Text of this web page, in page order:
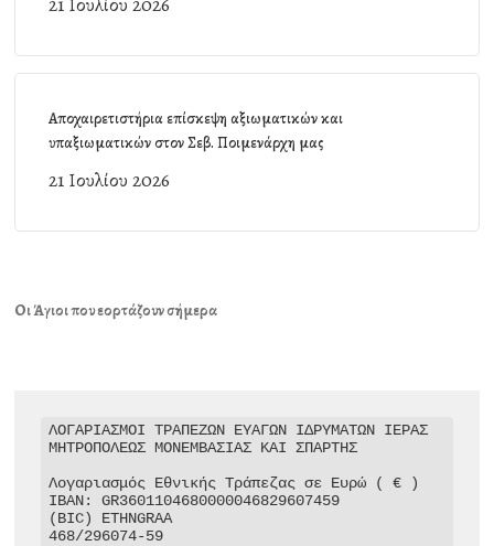
Αποχαιρετιστήρια επίσκεψη αξιωματικών και
υπαξιωματικών στον Σεβ. Ποιμενάρχη μας
21 Ιουλίου 2026
Οι Άγιοι που εορτάζουν σήμερα
ΛΟΓΑΡΙΑΣΜΟΙ ΤΡΑΠΕΖΩΝ ΕΥΑΓΩΝ ΙΔΡΥΜΑΤΩΝ ΙΕΡΑΣ
ΜΗΤΡΟΠΟΛΕΩΣ ΜΟΝΕΜΒΑΣΙΑΣ ΚΑΙ ΣΠΑΡΤΗΣ
Λογαριασμός Εθνικής Τράπεζας σε Ευρώ ( € )
IBAN: GR3601104680000046829607459
(BIC) ETHNGRAA
468/296074-59